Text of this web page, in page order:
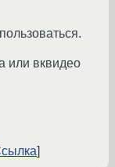
или вквидео